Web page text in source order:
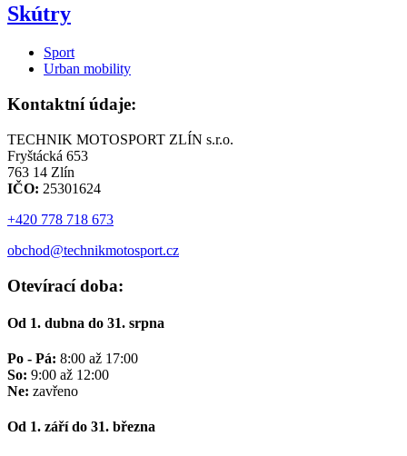
Skútry
Sport
Urban mobility
Kontaktní údaje:
TECHNIK MOTOSPORT ZLÍN s.r.o.
Fryštácká 653
763 14 Zlín
IČO: 25301624
+420 778 718 673
obchod@technikmotosport.cz
Otevírací doba:
Od 1. dubna do 31. srpna
Po - Pá: 8:00 až 17:00
So: 9:00 až 12:00
Ne: zavřeno
Od 1. září do 31. března